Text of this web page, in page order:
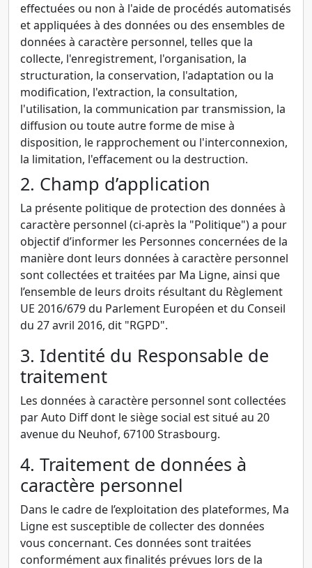
effectuées ou non à l'aide de procédés automatisés
et appliquées à des données ou des ensembles de
données à caractère personnel, telles que la
collecte, l'enregistrement, l'organisation, la
structuration, la conservation, l'adaptation ou la
modification, l'extraction, la consultation,
l'utilisation, la communication par transmission, la
diffusion ou toute autre forme de mise à
disposition, le rapprochement ou l'interconnexion,
la limitation, l'effacement ou la destruction.
2. Champ d’application
La présente politique de protection des données à
caractère personnel (ci-après la "Politique") a pour
objectif d’informer les Personnes concernées de la
manière dont leurs données à caractère personnel
sont collectées et traitées par Ma Ligne, ainsi que
l’ensemble de leurs droits résultant du Règlement
UE 2016/679 du Parlement Européen et du Conseil
du 27 avril 2016, dit "RGPD".
3. Identité du Responsable de
traitement
Les données à caractère personnel sont collectées
par Auto Diff dont le siège social est situé au 20
avenue du Neuhof, 67100 Strasbourg.
4. Traitement de données à
caractère personnel
Dans le cadre de l’exploitation des plateformes, Ma
Ligne est susceptible de collecter des données
vous concernant. Ces données sont traitées
conformément aux finalités prévues lors de la